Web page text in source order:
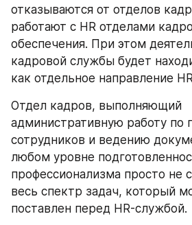
отказываются от отделов
работают с HR отделами
обеспечения. При этом
кадровой службы будет
как отдельное направление
Отдел кадров, выполняющий
административную работу по
сотрудников и ведению
любом уровне
профессионализма просто не
весь спектр задач, который
поставлен перед HR-службой.